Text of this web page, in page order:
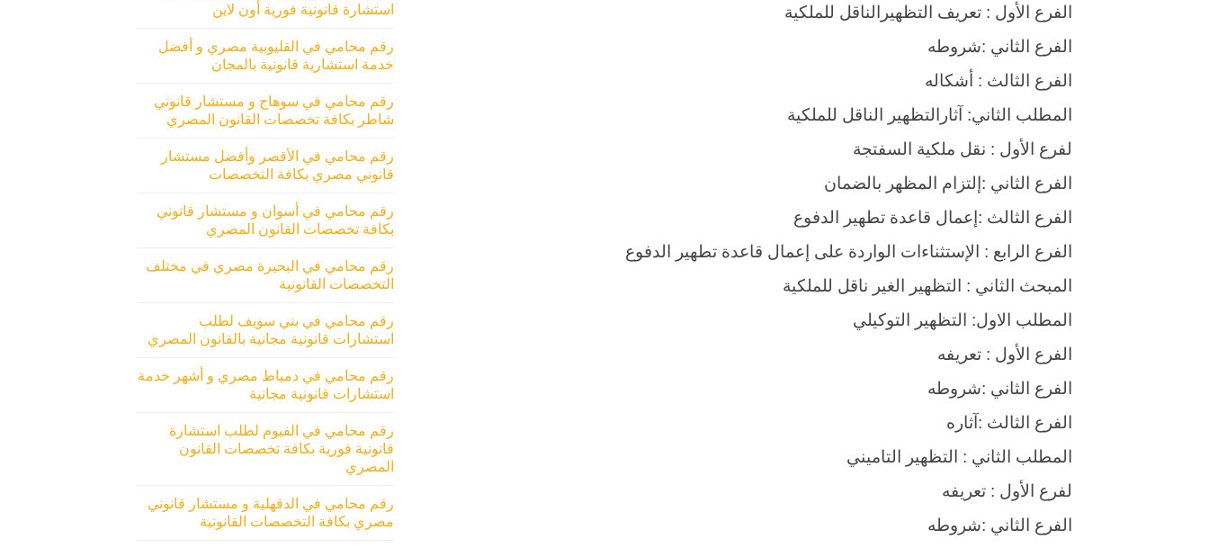
الفرع الأول : تعريف التظهيرالناقل للملكية
الفرع الثاني :شروطه
الفرع الثالث : أشكاله
المطلب الثاني: آثارالتظهير الناقل للملكية
لفرع الأول : نقل ملكية السفتجة
الفرع الثاني :إلتزام المظهر بالضمان
الفرع الثالث :إعمال قاعدة تطهير الدفوع
الفرع الرابع : الإستثناءات الواردة على إعمال قاعدة تطهير الدفوع
المبحث الثاني : التظهير الغير ناقل للملكية
المطلب الاول: التظهير التوكيلي
الفرع الأول : تعريفه
الفرع الثاني :شروطه
الفرع الثالث :آثاره
المطلب الثاني : التظهير التاميني
لفرع الأول : تعريفه
الفرع الثاني :شروطه
استشارة قانونية فورية أون لاين
رقم محامي في القليوبية مصري و أفضل
خدمة استشارية قانونية بالمجان
رقم محامي في سوهاج و مستشار قانوني
شاطر بكافة تخصصات القانون المصري
رقم محامي في الأقصر وأفضل مستشار
قانوني مصري بكافة التخصصات
رقم محامي في أسوان و مستشار قانوني
بكافة تخصصات القانون المصري
رقم محامي في البحيرة مصري في مختلف
التخصصات القانونية
رقم محامي في بني سويف لطلب
استشارات قانونية مجانية بالقانون المصري
رقم محامي في دمياط مصري و أشهر خدمة
استشارات قانونية مجانية
رقم محامي في الفيوم لطلب استشارة
قانونية فورية بكافة تخصصات القانون
المصري
رقم محامي في الدقهلية و مستشار قانوني
مصري بكافة التخصصات القانونية